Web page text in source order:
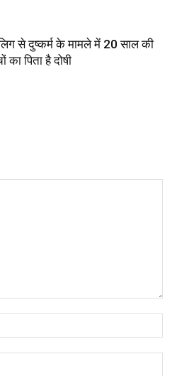
से दुष्कर्म के मामले में 20 साल की
का पिता है दोषी